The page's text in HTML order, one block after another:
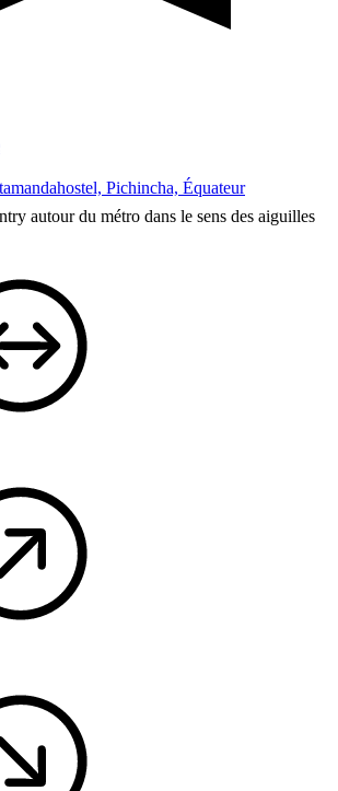
Pichincha, Équateur
autour du métro dans le sens des aiguilles